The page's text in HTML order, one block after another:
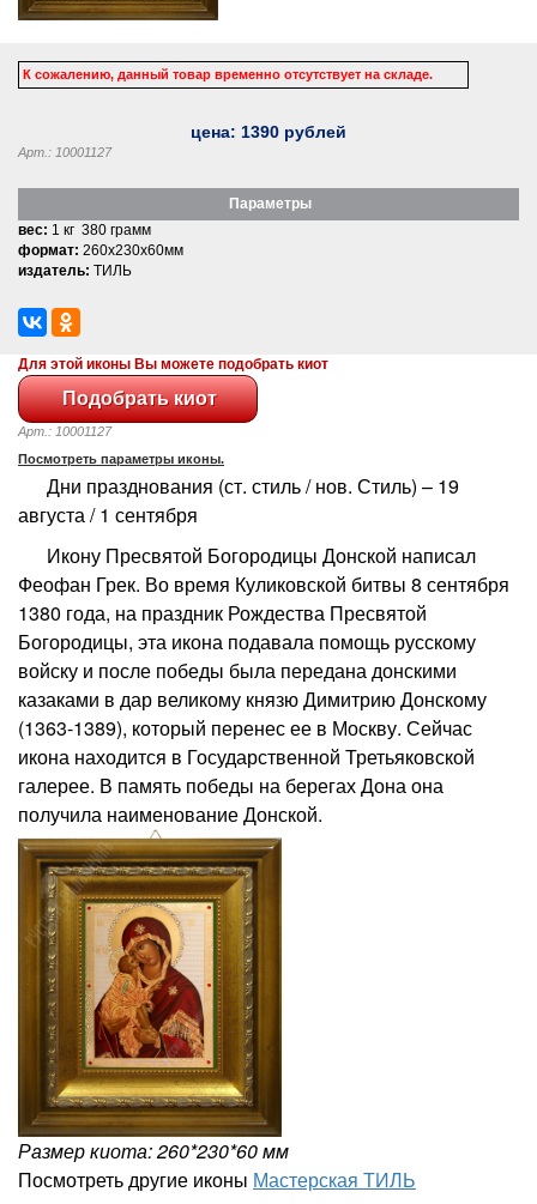
К сожалению, данный товар временно отсутствует на складе.
цена: 1390 рублей
Арт.: 10001127
Параметры
вес: 1 кг 380 грамм
формат: 260x230x60мм
издатель: ТИЛЬ
Для этой иконы Вы можете подобрать киот
Арт.: 10001127
Посмотреть параметры иконы.
Дни празднования (ст. стиль / нов. Стиль) – 19
августа / 1 сентября
Икону Пресвятой Богородицы Донской написал
Феофан Грек. Во время Куликовской битвы 8 сентября
1380 года, на праздник Рождества Пресвятой
Богородицы, эта икона подавала помощь русскому
войску и после победы была передана донскими
казаками в дар великому князю Димитрию Донскому
(1363-1389), который перенес ее в Москву. Сейчас
икона находится в Государственной Третьяковской
галерее. В память победы на берегах Дона она
получила наименование Донской.
Размер киота: 260*230*60 мм
Посмотреть другие иконы Мастерская ТИЛЬ